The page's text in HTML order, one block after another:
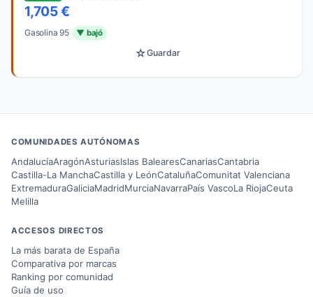
1,705 €
Gasolina 95 ▼ bajó
☆Guardar
COMUNIDADES AUTÓNOMAS
AndalucíaAragónAsturiasIslas BalearesCanariasCantabria
Castilla-La ManchaCastilla y LeónCataluñaComunitat Valenciana
ExtremaduraGaliciaMadridMurciaNavarraPaís VascoLa RiojaCeuta
Melilla
ACCESOS DIRECTOS
La más barata de España
Comparativa por marcas
Ranking por comunidad
Guía de uso